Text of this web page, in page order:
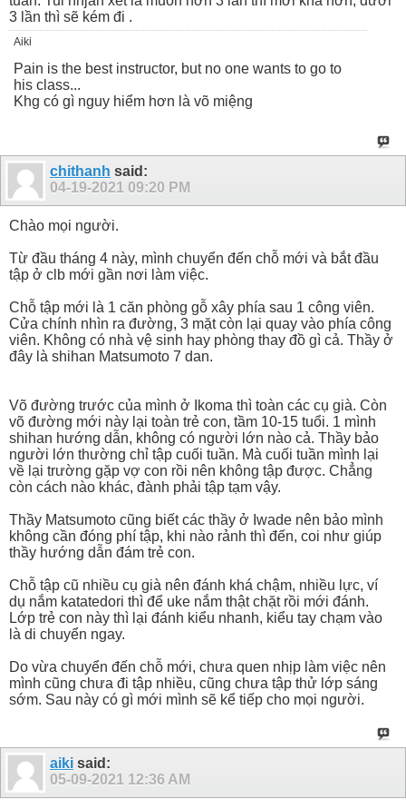
3 lần thì sẽ kém đi .
Aiki
Pain is the best instructor, but no one wants to go to
his class...
Khg có gì nguy hiểm hơn là võ miệng
chithanh said:
04-19-2021 09:20 PM
Chào mọi người.
Từ đầu tháng 4 này, mình chuyển đến chỗ mới và bắt đầu
tập ở clb mới gần nơi làm việc.
Chỗ tập mới là 1 căn phòng gỗ xây phía sau 1 công viên.
Cửa chính nhìn ra đường, 3 mặt còn lại quay vào phía công
viên. Không có nhà vệ sinh hay phòng thay đồ gì cả. Thầy ở
đây là shihan Matsumoto 7 dan.
Võ đường trước của mình ở Ikoma thì toàn các cụ già. Còn
võ đường mới này lại toàn trẻ con, tầm 10-15 tuổi. 1 mình
shihan hướng dẫn, không có người lớn nào cả. Thầy bảo
người lớn thường chỉ tập cuối tuần. Mà cuối tuần mình lại
về lại trường gặp vợ con rồi nên không tập được. Chẳng
còn cách nào khác, đành phải tập tạm vậy.
Thầy Matsumoto cũng biết các thầy ở Iwade nên bảo mình
không cần đóng phí tập, khi nào rảnh thì đến, coi như giúp
thầy hướng dẫn đám trẻ con.
Chỗ tập cũ nhiều cụ già nên đánh khá chậm, nhiều lực, ví
dụ nắm katatedori thì để uke nắm thật chặt rồi mới đánh.
Lớp trẻ con này thì lại đánh kiểu nhanh, kiểu tay chạm vào
là di chuyển ngay.
Do vừa chuyển đến chỗ mới, chưa quen nhịp làm việc nên
mình cũng chưa đi tập nhiều, cũng chưa tập thử lớp sáng
sớm. Sau này có gì mới mình sẽ kể tiếp cho mọi người.
aiki said:
05-09-2021 12:36 AM